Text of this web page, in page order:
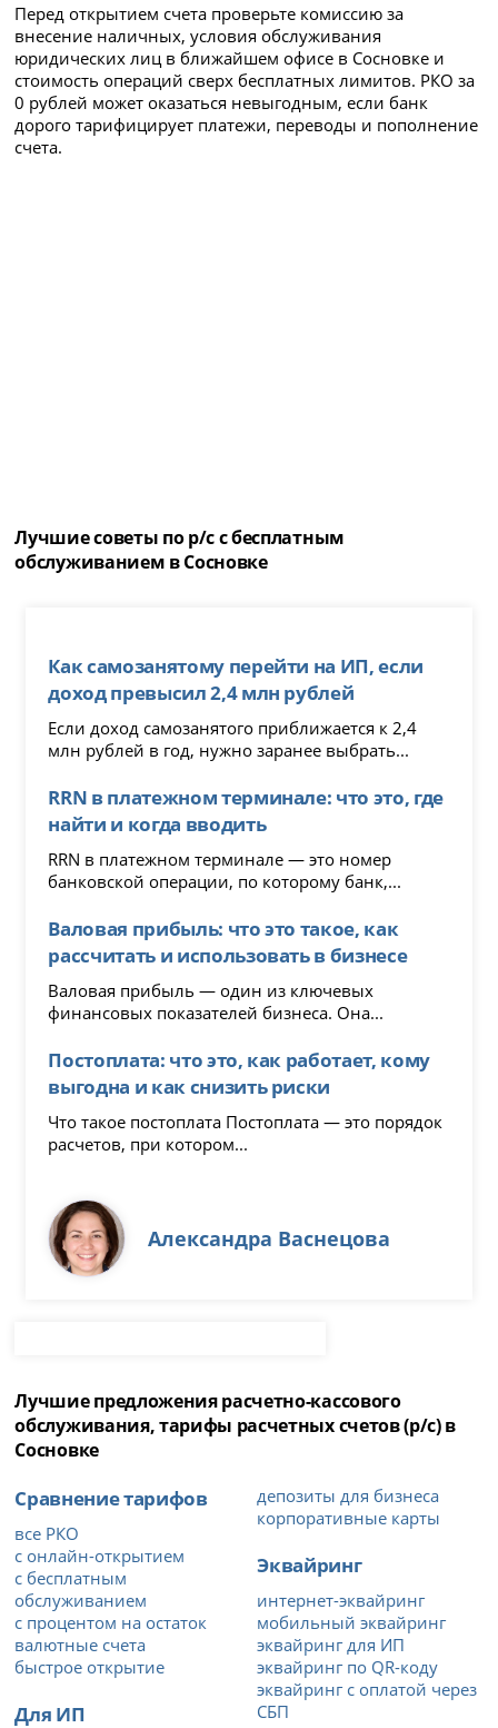
Перед открытием счета проверьте комиссию за
внесение наличных, условия обслуживания
юридических лиц в ближайшем офисе в Сосновке и
стоимость операций сверх бесплатных лимитов. РКО за
0 рублей может оказаться невыгодным, если банк
дорого тарифицирует платежи, переводы и пополнение
счета.
Лучшие советы по р/с с бесплатным
обслуживанием в Сосновке
Как самозанятому перейти на ИП, если
доход превысил 2,4 млн рублей
Если доход самозанятого приближается к 2,4
млн рублей в год, нужно заранее выбрать...
RRN в платежном терминале: что это, где
найти и когда вводить
RRN в платежном терминале — это номер
банковской операции, по которому банк,...
Валовая прибыль: что это такое, как
рассчитать и использовать в бизнесе
Валовая прибыль — один из ключевых
финансовых показателей бизнеса. Она...
Постоплата: что это, как работает, кому
выгодна и как снизить риски
Что такое постоплата Постоплата — это порядок
расчетов, при котором...
Александра Васнецова
Лучшие предложения расчетно-кассового
обслуживания, тарифы расчетных счетов (р/с) в
Сосновке
Сравнение тарифов
все РКО
с онлайн-открытием
с бесплатным
обслуживанием
с процентом на остаток
валютные счета
быстрое открытие
Для ИП
депозиты для бизнеса
корпоративные карты
Эквайринг
интернет-эквайринг
мобильный эквайринг
эквайринг для ИП
эквайринг по QR-коду
эквайринг с оплатой через
СБП